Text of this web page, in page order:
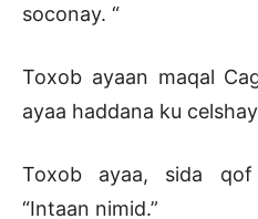
soconay. “
Toxob ayaan maqal
ayaa haddana ku
Toxob ayaa, sida qof
“Intaan nimid.”